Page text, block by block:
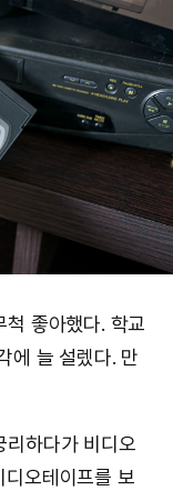
좋아했다. 학교
에 늘 설렜다. 만
리하다가 비디오
오테이프를 보